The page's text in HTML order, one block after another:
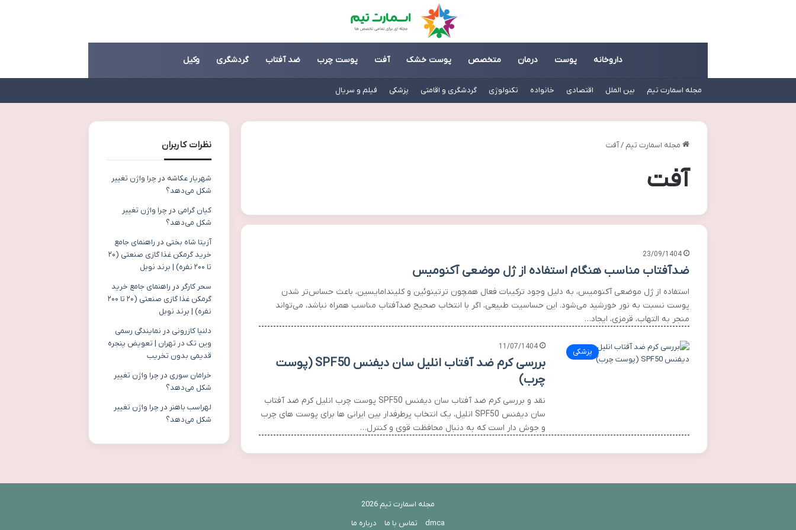
داروخانه پوست درمان متخصص پوست خشک آفت پوست چرب ضد آفتاب گردشگری وکیل
مجله اسمارت تیم بین الملل اقتصادی خانواده تکنولوژی گردشگری و اقامتی پزشکی فیلم و سریال
مجله اسمارت تیم / آفت
آفت
23/09/1404
ضدآفتاب مناسب هنگام استفاده از ژل موضعی آکنومیس
استفاده از ژل موضعی آکنومیس، به دلیل وجود ترکیبات فعال همچون ترتینوئین و کلیندامایسین، باعث حساس‌تر شدن
پوست نسبت به نور خورشید می‌شود. این حساسیت طبیعی، اگر با انتخاب صحیح ضدآفتاب مناسب همراه نباشد، می‌تواند
منجر به التهاب، قرمزی، ایجاد…
پزشکی 11/07/1404
بررسی کرم ضد آفتاب انلیل سان دیفنس SPF50 (پوست
چرب)
نقد و بررسی کرم ضد آفتاب سان دیفنس SPF50 پوست چرب انلیل کرم ضد آفتاب
سان دیفنس SPF50 انلیل، یک انتخاب پرطرفدار بین ایرانی ها برای پوست های چرب
و جوش دار است که به دنبال محافظت قوی و کنترل…
نظرات کاربران
شهریار عکاشه در چرا واژن تغییر
شکل می‌دهد؟
کیان گرامی در چرا واژن تغییر
شکل می‌دهد؟
آزیتا شاه بختی در راهنمای جامع
خرید گرمکن غذا گازی صنعتی (۲۰
تا ۲۰۰ نفره) | برند نوبل
سحر کارگر در راهنمای جامع خرید
گرمکن غذا گازی صنعتی (۲۰ تا ۲۰۰
نفره) | برند نوبل
دلنیا کازرونی در نمایندگی رسمی
وین تک در تهران | تعویض پنجره
قدیمی بدون تخریب
خرامان سوری در چرا واژن تغییر
شکل می‌دهد؟
لهراسب باهنر در چرا واژن تغییر
شکل می‌دهد؟
مجله اسمارت تیم 2026
dmca
تماس با ما درباره ما